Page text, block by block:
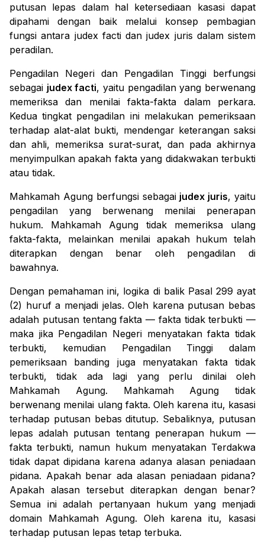
putusan lepas dalam hal ketersediaan kasasi dapat
dipahami dengan baik melalui konsep pembagian
fungsi antara judex facti dan judex juris dalam sistem
peradilan.
Pengadilan Negeri dan Pengadilan Tinggi berfungsi
sebagai judex facti, yaitu pengadilan yang berwenang
memeriksa dan menilai fakta-fakta dalam perkara.
Kedua tingkat pengadilan ini melakukan pemeriksaan
terhadap alat-alat bukti, mendengar keterangan saksi
dan ahli, memeriksa surat-surat, dan pada akhirnya
menyimpulkan apakah fakta yang didakwakan terbukti
atau tidak.
Mahkamah Agung berfungsi sebagai judex juris, yaitu
pengadilan yang berwenang menilai penerapan
hukum. Mahkamah Agung tidak memeriksa ulang
fakta-fakta, melainkan menilai apakah hukum telah
diterapkan dengan benar oleh pengadilan di
bawahnya.
Dengan pemahaman ini, logika di balik Pasal 299 ayat
(2) huruf a menjadi jelas. Oleh karena putusan bebas
adalah putusan tentang fakta — fakta tidak terbukti —
maka jika Pengadilan Negeri menyatakan fakta tidak
terbukti, kemudian Pengadilan Tinggi dalam
pemeriksaan banding juga menyatakan fakta tidak
terbukti, tidak ada lagi yang perlu dinilai oleh
Mahkamah Agung. Mahkamah Agung tidak
berwenang menilai ulang fakta. Oleh karena itu, kasasi
terhadap putusan bebas ditutup. Sebaliknya, putusan
lepas adalah putusan tentang penerapan hukum —
fakta terbukti, namun hukum menyatakan Terdakwa
tidak dapat dipidana karena adanya alasan peniadaan
pidana. Apakah benar ada alasan peniadaan pidana?
Apakah alasan tersebut diterapkan dengan benar?
Semua ini adalah pertanyaan hukum yang menjadi
domain Mahkamah Agung. Oleh karena itu, kasasi
terhadap putusan lepas tetap terbuka.